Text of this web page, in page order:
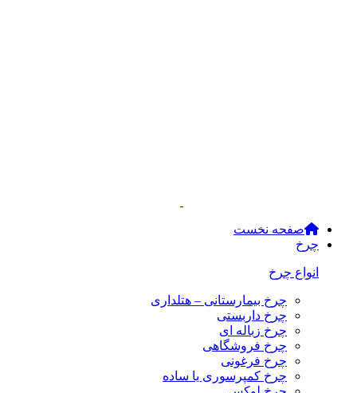
صفحه نخست
چرخ
انواع چرخ
چرخ بیمارستانی – هتلداری
چرخ داربستی
چرخ زباله ای
چرخ فروشگاهی
چرخ فرغونی
چرخ کمپرسوری یا ساده